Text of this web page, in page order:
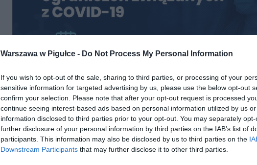
Warszawa w Pigułce - Do Not Process My Personal Information
If you wish to opt-out of the sale, sharing to third parties, or processing of your
sensitive information for targeted advertising by us, please use the below opt-out
confirm your selection. Please note that after your opt-out request is processed
continue seeing interest-based ads based on personal information utilized by us
information disclosed to third parties prior to your opt-out. You may separately
further disclosure of your personal information by third parties on the IAB’s list of
participants. This information may also be disclosed by us to third parties on the
Downstream Participants that may further disclose it to other third parties.